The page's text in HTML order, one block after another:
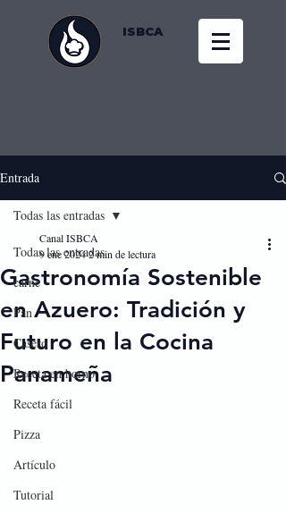
ISBCA
Entrada
Todas las entradas
carne
Pan
Casero
Receta en horno
Receta fácil
Pizza
Artículo
Tutorial
Todas las entradas
Gastronomía Sostenible
en Azuero: Tradición y
Futuro en la Cocina
Panameña
Canal ISBCA
9 ene 20242 min de lectura